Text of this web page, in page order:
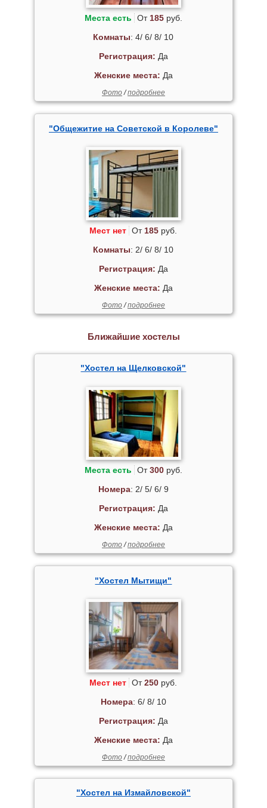
Места есть От 185руб.
Комнаты: 4/ 6/ 8/ 10
Регистрация: Да
Женские места: Да
Фото/подробнее
"Общежитие на Советской в Королеве"
Мест нет От 185 руб.
Комнаты: 2/ 6/ 8/ 10
Регистрация: Да
Женские места: Да
Фото/подробнее
Ближайшие хостелы
"Хостел на Щелковской"
Места есть От300руб.
Номера: 2/ 5/ 6/ 9
Регистрация: Да
Женские места: Да
Фото/подробнее
"Хостел Мытищи"
Мест нет От250 руб.
Номера: 6/ 8/ 10
Регистрация: Да
Женские места: Да
Фото/подробнее
"Хостел на Измайловской"